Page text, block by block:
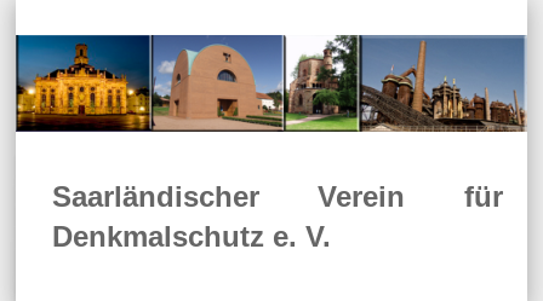
Saarländischer Verein für
Denkmalschutz e. V.